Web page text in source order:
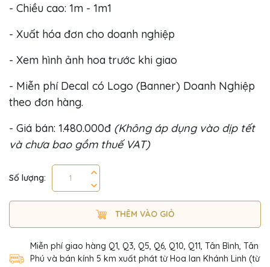
- Chiều cao: 1m - 1m1
- Xuất hóa đơn cho doanh nghiệp
- Xem hình ảnh hoa trước khi giao
- Miễn phí Decal có Logo (Banner) Doanh Nghiệp
theo đơn hàng.
- Giá bán: 1.480.000đ (Không áp dụng vào dịp tết
và chưa bao gồm thuế VAT)
Số lượng:
THÊM VÀO GIỎ
Miễn phí giao hàng Q1, Q3, Q5, Q6, Q10, Q11, Tân Bình, Tân
Phú và bán kính 5 km xuất phát từ Hoa lan Khánh Linh (từ